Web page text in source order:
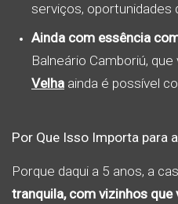
serviços, oportunidades
Ainda com essência
Balneário Camboriú,
Velha ainda é possível
Por Que Isso Importa para
Porque daqui a 5 anos, a
tranquila, com vizinhos